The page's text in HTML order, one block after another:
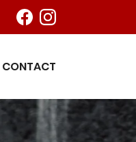
CONTACT